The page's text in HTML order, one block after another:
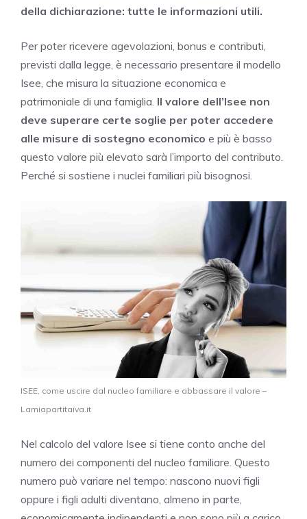
della dichiarazione: tutte le informazioni utili.
Per poter ricevere agevolazioni, bonus e contributi,
previsti dalla legge, è necessario presentare il modello
Isee, che misura la situazione economica e
patrimoniale di una famiglia. Il valore dell’Isee non
deve superare certe soglie per poter accedere
alle misure di sostegno economico e più è basso
questo valore più elevato sarà l’importo del contributo.
Perché si sostiene i nuclei familiari più bisognosi.
ISEE, come uscire dal nucleo familiare e abbassare il valore –
Lamiapartitaiva.it
Nel calcolo del valore Isee si tiene conto anche del
numero dei componenti del nucleo familiare. Questo
numero può variare nel tempo: nascono nuovi figli
oppure i figli adulti diventano, almeno in parte,